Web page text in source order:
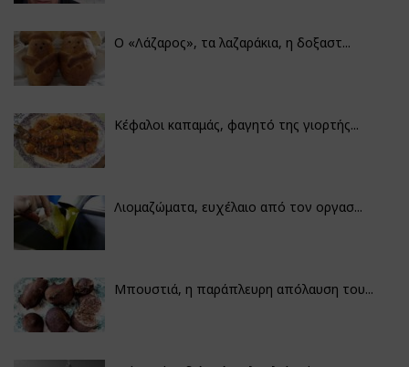
Ο «Λάζαρος», τα λαζαράκια, η δοξαστ...
Κέφαλοι καπαμάς, φαγητό της γιορτής...
Λιομαζώματα, ευχέλαιο από τον οργασ...
Μπουστιά, η παράπλευρη απόλαυση του...